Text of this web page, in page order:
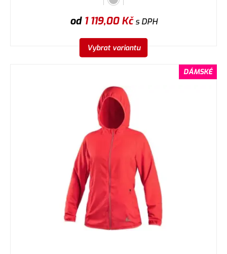
od 1 119,00Kčs DPH
Vybrat variantu
DÁMSKÉ